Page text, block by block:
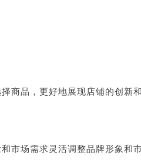
商品，更好地展现店铺的创新
市场需求灵活调整品牌形象和